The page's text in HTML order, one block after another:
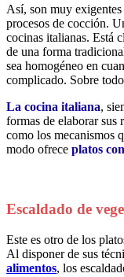
Así, son muy
procesos de cocción.
cocinas italianas. Está
de una forma
sea homogéneo en
complicado. Sobre
La cocina italiana,
formas de elaborar sus
como los mecanismos
modo ofrece platos
Escaldado de
Este es otro de los
Al disponer de sus
alimentos, los